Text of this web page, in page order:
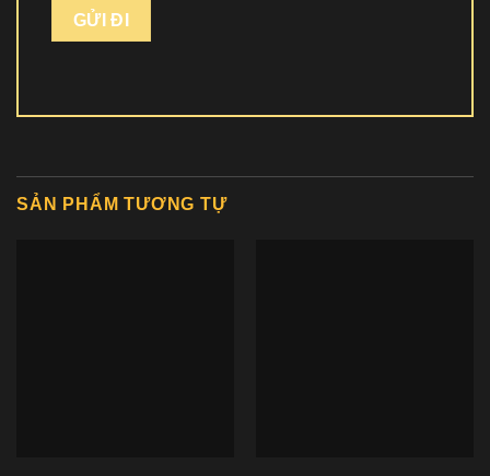
SẢN PHẨM TƯƠNG TỰ